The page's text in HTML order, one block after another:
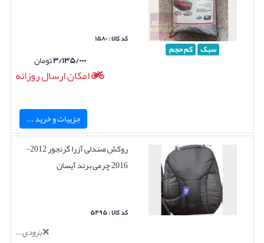
سبک کم حجم
کد کالا : ۱۵۸۰
۳/۱۳۵/۰۰۰تومان
امکان ارسال روزانه
جزییات و خرید ...
روکش صندلی آزرا گرنجور 2012-
2016 چرمی برند آیسان
کد کالا : ۵۴۹۵
بزودی...